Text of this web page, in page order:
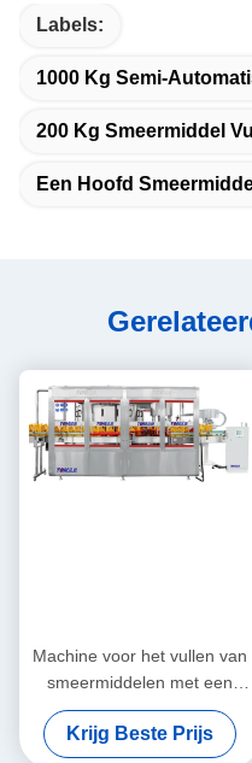
Labels:
1000 Kg Semi-
200 Kg Smeermiddel
Een Hoofd
Machine voor het vullen van
smeermiddelen met een
hoge capaciteit
Krijg Beste Prijs